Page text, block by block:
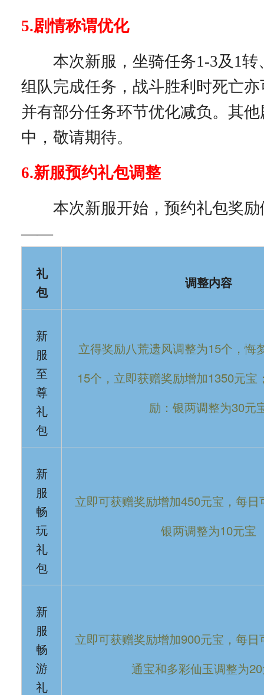
5.剧情称谓优化
本次新服，坐骑任务1-3及1转
组队完成任务，战斗胜利时死亡
并有部分任务环节优化减负。其
中，敬请期待。
6.新服预约礼包调整
本次新服开始，预约礼包奖励
——
礼
包
调整内容
新
服
至
尊
礼
包
立得奖励八荒遗风调整为15个，悔
15个，立即获赠奖励增加1350元宝
励：银两调整为30元
新
服
畅
玩
礼
包
立即可获赠奖励增加450元宝，每
银两调整为10元宝
新
服
畅
游
礼
立即可获赠奖励增加900元宝，每
通宝和多彩仙玉调整为